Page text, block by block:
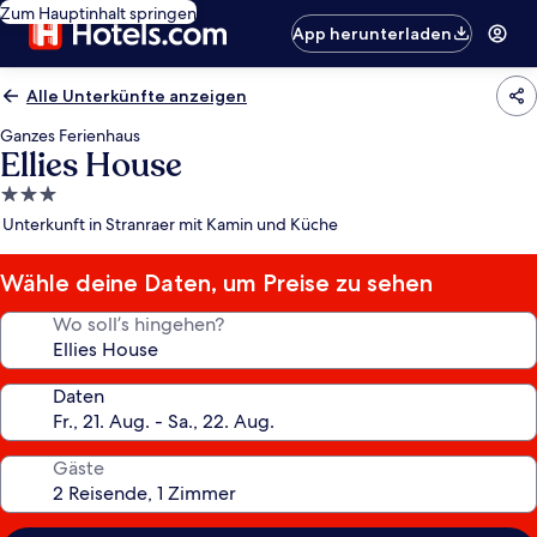
Zum Hauptinhalt springen
App herunterladen
Alle Unterkünfte anzeigen
Ganzes Ferienhaus
Ellies House
3.0-
Sterne-
Unterkunft in Stranraer mit Kamin und Küche
Wähle deine Daten, um Preise zu sehen
Wo soll’s hingehen?
Daten
Gäste